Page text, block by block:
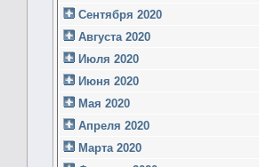
Сентября 2020
Августа 2020
Июля 2020
Июня 2020
Мая 2020
Апреля 2020
Марта 2020